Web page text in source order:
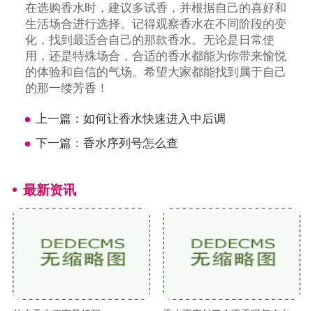
在选购香水时，建议多试香，并根据自己的喜好和
生活场合进行选择。记得观察香水在不同阶段的变
化，找到最适合自己的那款香水。无论是日常使
用，还是特殊场合，合适的香水都能为你带来愉悦
的体验和自信的气场。希望大家都能找到属于自己
的那一缕芳香！
上一篇： 如何让香水快速进入中后调
下一篇： 香水序列号怎么查
最新资讯